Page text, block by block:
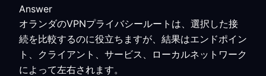
Answer
オランダのVPNプライバシールートは、選択した接
続を比較するのに役立ちますが、結果はエンドポイン
ト、クライアント、サービス、ローカルネットワーク
によって左右されます。